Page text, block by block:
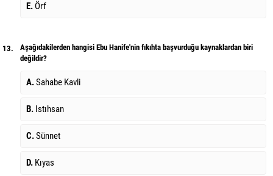
E. Örf
13.
Aşağıdakilerden hangisi Ebu Hanife'nin fıkıhta başvurduğu kaynaklardan biri
değildir?
A.Sahabe Kavli
B. Istıhsan
C.Sünnet
D. Kıyas